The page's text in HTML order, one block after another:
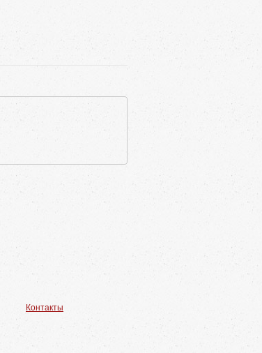
Контакты